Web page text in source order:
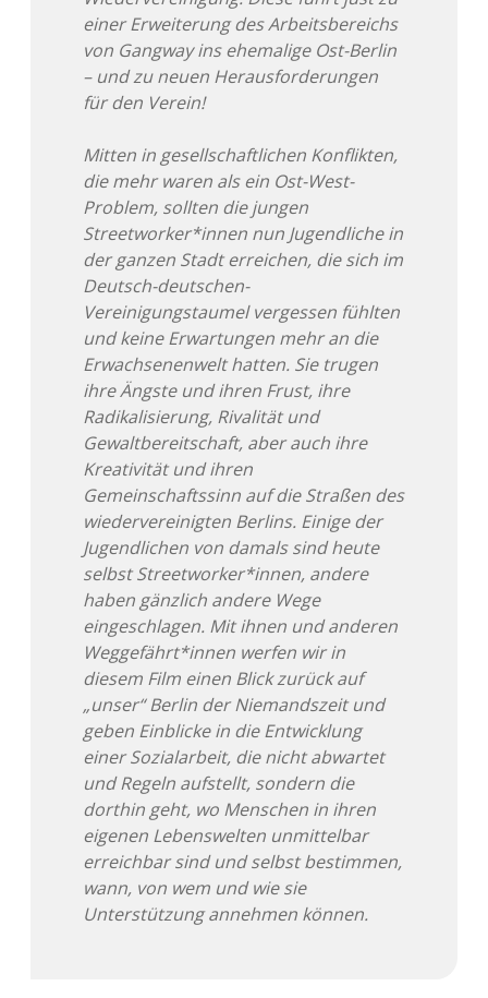
einer Erweiterung des Arbeitsbereichs
von Gangway ins ehemalige Ost-Berlin
– und zu neuen Herausforderungen
für den Verein!
Mitten in gesellschaftlichen Konflikten,
die mehr waren als ein Ost-West-
Problem, sollten die jungen
Streetworker*innen nun Jugendliche in
der ganzen Stadt erreichen, die sich im
Deutsch-deutschen-
Vereinigungstaumel vergessen fühlten
und keine Erwartungen mehr an die
Erwachsenenwelt hatten. Sie trugen
ihre Ängste und ihren Frust, ihre
Radikalisierung, Rivalität und
Gewaltbereitschaft, aber auch ihre
Kreativität und ihren
Gemeinschaftssinn auf die Straßen des
wiedervereinigten Berlins. Einige der
Jugendlichen von damals sind heute
selbst Streetworker*innen, andere
haben gänzlich andere Wege
eingeschlagen. Mit ihnen und anderen
Weggefährt*innen werfen wir in
diesem Film einen Blick zurück auf
„unser“ Berlin der Niemandszeit und
geben Einblicke in die Entwicklung
einer Sozialarbeit, die nicht abwartet
und Regeln aufstellt, sondern die
dorthin geht, wo Menschen in ihren
eigenen Lebenswelten unmittelbar
erreichbar sind und selbst bestimmen,
wann, von wem und wie sie
Unterstützung annehmen können.